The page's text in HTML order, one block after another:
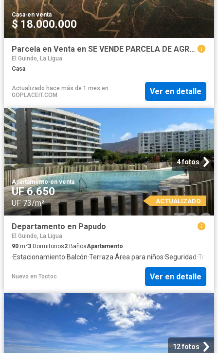
Casa·en venta
$ 18.000.000
Parcela en Venta en SE VENDE PARCELA DE AGRADO DE 10.082 M2 PICHICUY HUAQUEN LA LIGUA
El Guindo, La Ligua
Casa
Actualizado hace más de 1 mes en
GOPLACEIT.COM
Ver en detalle
4 fotos
Apartamento·en venta
UF 6.650
UF 73/m² ACTUALIZADO
Departamento en Papudo
El Guindo, La Ligua
90 m²3 Dormitorios2 BañosApartamento
·Estacionamiento·Balcón·Terraza·Área para niños·Seguridad·
Nuevo en Toctoc Ver en detalle
12 fotos